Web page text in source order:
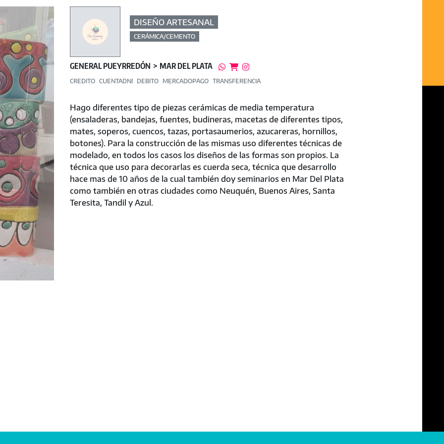
DISEÑO ARTESANAL
CERÁMICA/CEMENTO
GENERAL PUEYRREDÓN MAR DEL PLATA   
CREDITO CUENTADNI DEBITO MERCADOPAGO TRANSFERENCIA
Hago diferentes tipo de piezas cerámicas de media temperatura
(ensaladeras, bandejas, fuentes, budineras, macetas de diferentes tipos,
mates, soperos, cuencos, tazas, portasaumerios, azucareras, hornillos,
botones). Para la construcción de las mismas uso diferentes técnicas de
modelado, en todos los casos los diseños de las formas son propios. La
técnica que uso para decorarlas es cuerda seca, técnica que desarrollo
hace mas de 10 años de la cual también doy seminarios en Mar Del Plata
como también en otras ciudades como Neuquén, Buenos Aires, Santa
Teresita, Tandil y Azul.